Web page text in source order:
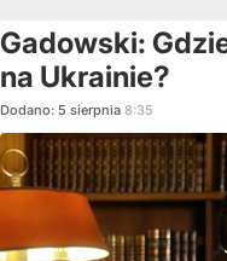
Gadowski:
na Ukrainie?
Dodano: 5 sierpnia 8:35